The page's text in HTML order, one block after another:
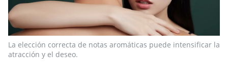
La elección correcta de notas aromáticas puede intensificar la
atracción y el deseo.